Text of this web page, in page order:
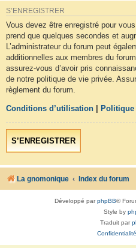
S’ENREGISTRER
Vous devez être enregistré pour
prend que quelques secondes et
L’administrateur du forum peut
additionnelles aux membres du
assurez-vous d’avoir pris
de notre politique de vie privée.
règlement du forum.
Conditions d’utilisation
S’ENREGISTRER
La gnomonique Index du forum
Développé parphpBB®
Style by
Traduit par
Confidentialité